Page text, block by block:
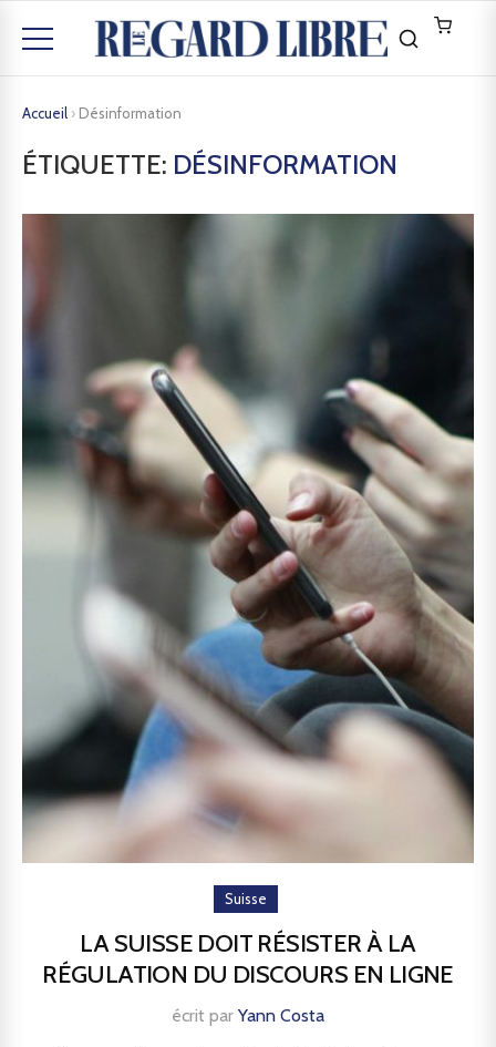
Accueil › Désinformation
ÉTIQUETTE: DÉSINFORMATION
Suisse
LA SUISSE DOIT RÉSISTER À LA
RÉGULATION DU DISCOURS EN LIGNE
écrit par Yann Costa